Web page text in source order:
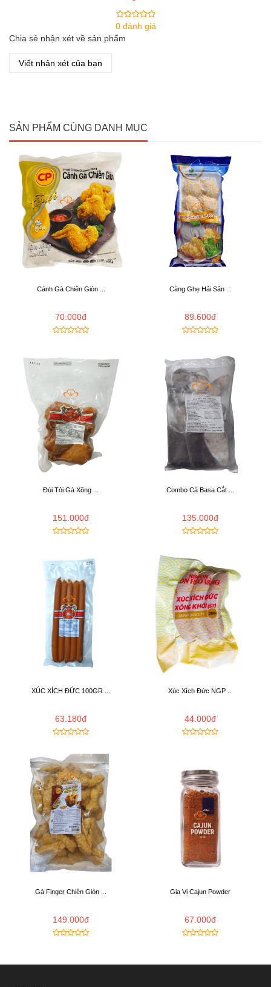
0 đánh giá
Chia sẻ nhận xét về sản phẩm
Viết nhận xét của bạn
SẢN PHẨM CÙNG DANH MỤC
Cánh Gà Chiên Giòn ...
70.000đ
Càng Ghẹ Hải Sản ...
89.600đ
Đùi Tỏi Gà Xông ...
151.000đ
Combo Cá Basa Cắt ...
135.000đ
XÚC XÍCH ĐỨC 100GR ...
63.180đ
Xúc Xích Đức NGP ...
44.000đ
Gà Finger Chiên Giòn ...
149.000đ
Gia Vị Cajun Powder
67.000đ